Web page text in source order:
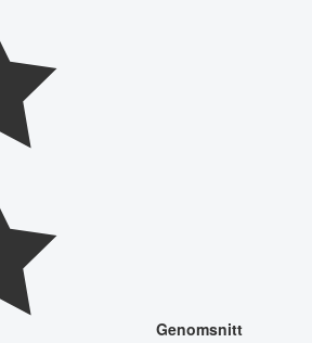
Genomsnitt